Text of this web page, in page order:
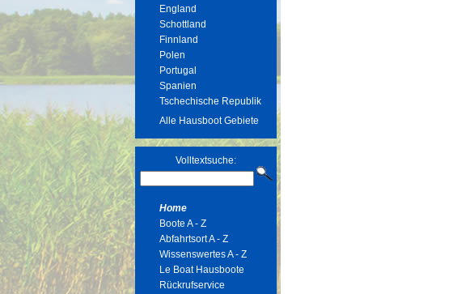
England
Schottland
Finnland
Polen
Portugal
Spanien
Tschechische Republik
Alle Hausboot Gebiete
Volltextsuche:
Home
Boote A - Z
Abfahrtsort A - Z
Wissenswertes A - Z
Le Boat Hausboote
Rückrufservice